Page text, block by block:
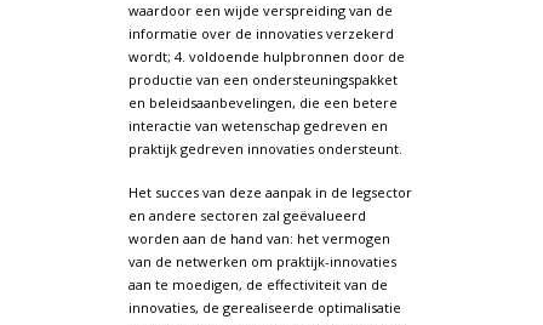
waardoor een wijde verspreiding van de
informatie over de innovaties verzekerd
wordt; 4. voldoende hulpbronnen door de
productie van een ondersteuningspakket
en beleidsaanbevelingen, die een betere
interactie van wetenschap gedreven en
praktijk gedreven innovaties ondersteunt.
Het succes van deze aanpak in de legsector
en andere sectoren zal geëvalueerd
worden aan de hand van: het vermogen
van de netwerken om praktijk-innovaties
aan te moedigen, de effectiviteit van de
innovaties, de gerealiseerde optimalisatie